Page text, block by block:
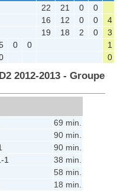
22 21 0
0
16 12 0 0
4
19 18 2 0
3
0 0
1
0
2012-2013 - Groupe
69 min.
90 min.
90 min.
1
38 min.
58 min.
18 min.